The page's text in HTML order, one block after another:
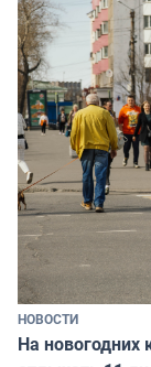
НОВОСТИ
На новогодних